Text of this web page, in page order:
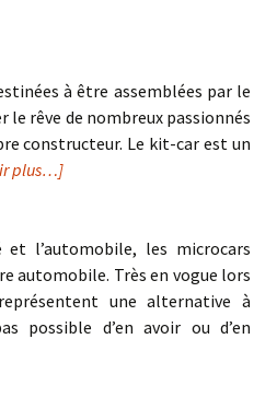
à être assemblées par le
le rêve de nombreux passionnés
constructeur. Le kit-car est un
plus…]
l’automobile, les microcars
automobile. Très en vogue lors
une alternative à
possible d’en avoir ou d’en